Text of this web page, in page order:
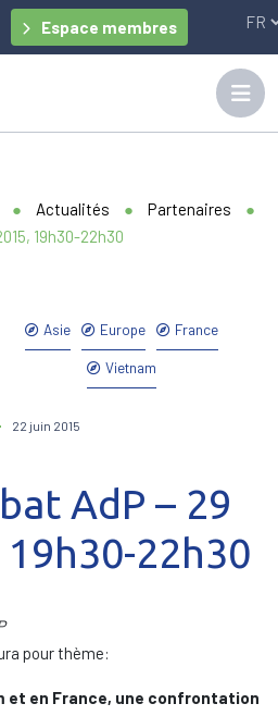
Espace membres
● Actualités ● Partenaires
●
19h30-22h30
Asie Europe France
Vietnam
22 juin 2015
AdP – 29
22h30
pour thème:
et en France, une confrontation